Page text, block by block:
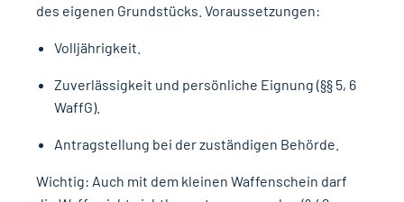
des eigenen Grundstücks. Voraussetzungen:
Volljährigkeit.
Zuverlässigkeit und persönliche Eignung (§§ 5, 6
WaffG).
Antragstellung bei der zuständigen Behörde.
Wichtig: Auch mit dem kleinen Waffenschein darf